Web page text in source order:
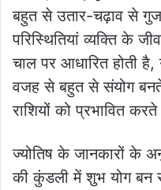
बहुत से उतार-चढ़ाव से
परिस्थितियां व्यक्ति के
चाल पर आधारित होती
वजह से बहुत से संयोग
राशियों को प्रभावित
ज्योतिष के जानकारों के
की कुंडली में शुभ योग बन